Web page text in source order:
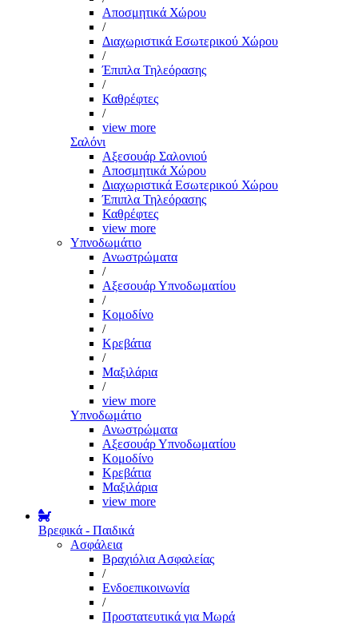
Αποσμητικά Χώρου
/
Διαχωριστικά Εσωτερικού Χώρου
/
Έπιπλα Τηλεόρασης
/
Καθρέφτες
/
view more
Σαλόνι
Αξεσουάρ Σαλονιού
Αποσμητικά Χώρου
Διαχωριστικά Εσωτερικού Χώρου
Έπιπλα Τηλεόρασης
Καθρέφτες
view more
Υπνοδωμάτιο
Ανωστρώματα
/
Αξεσουάρ Υπνοδωματίου
/
Κομοδίνο
/
Κρεβάτια
/
Μαξιλάρια
/
view more
Υπνοδωμάτιο
Ανωστρώματα
Αξεσουάρ Υπνοδωματίου
Κομοδίνο
Κρεβάτια
Μαξιλάρια
view more
Βρεφικά - Παιδικά
Ασφάλεια
Βραχιόλια Ασφαλείας
/
Ενδοεπικοινωνία
/
Προστατευτικά για Μωρά